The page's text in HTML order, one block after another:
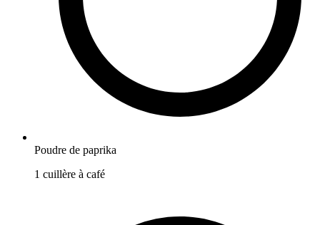
Poudre de paprika
1 cuillère à café